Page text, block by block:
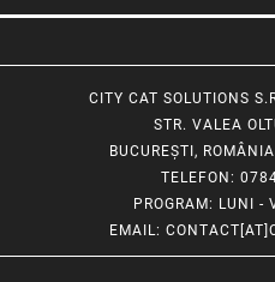
CITY CAT SOLUTIONS
STR. VALEA
BUCUREȘTI,
TELEFON :
PROGRAM: LUNI -
EMAIL: